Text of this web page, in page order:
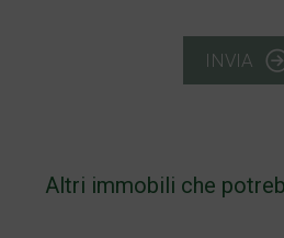
INVIA
Altri immobili che